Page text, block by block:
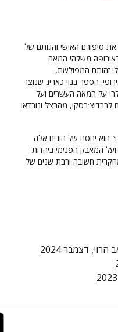
סיפורם האישי והגותם של
באירופה משלהי המאה
זהותם המפולשת,
הספר בנוי כאריג שנוצר
על המאה העשרים ועל
מהרצל ונורדאו
הוא יחסם של הוגים אלה
המאבק הפנימי ביהדות
חשובה ורבת שנים של